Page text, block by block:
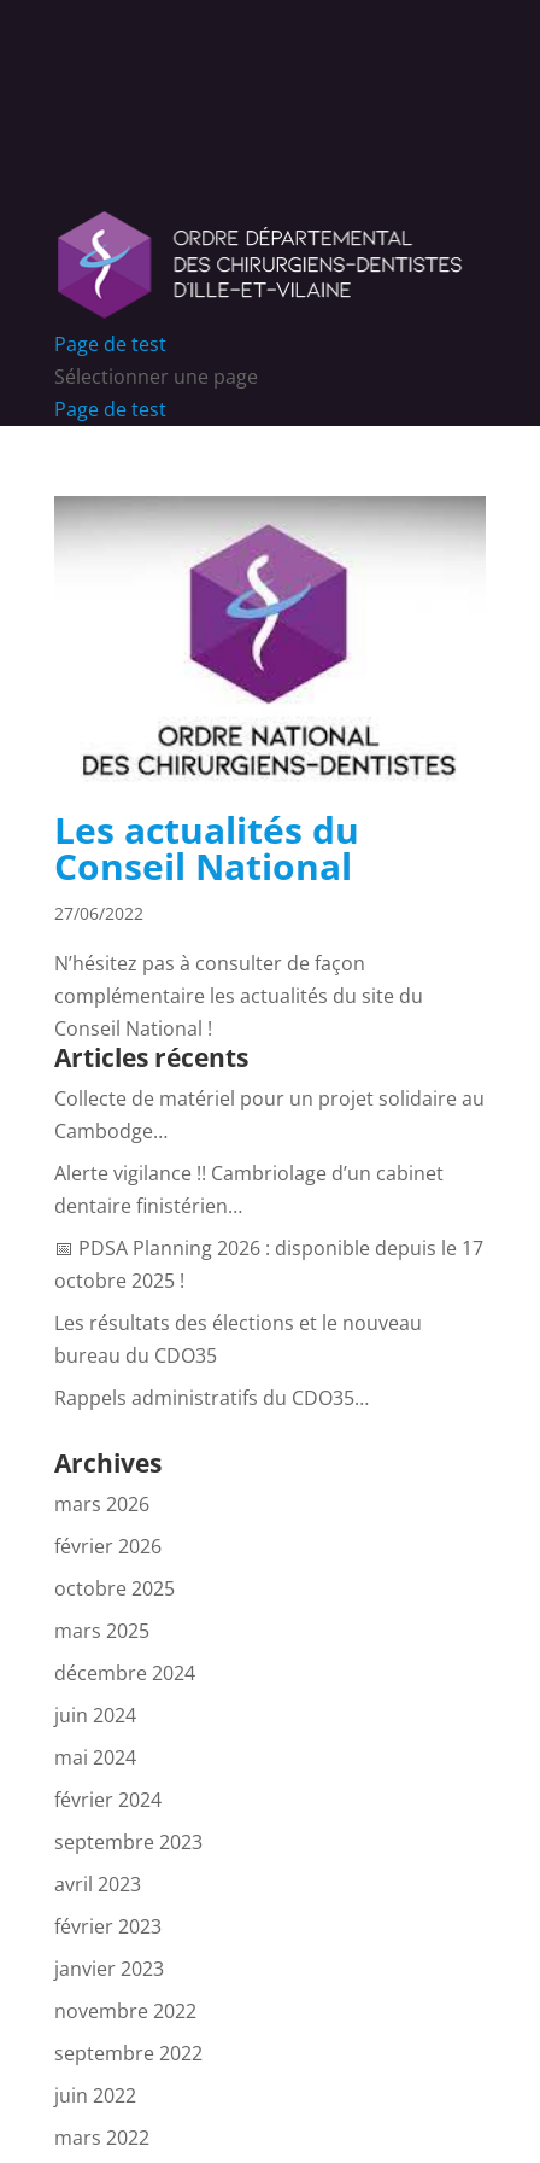
Page de test
Sélectionner une page
Page de test
Les actualités du
Conseil National
27/06/2022
N’hésitez pas à consulter de façon
complémentaire les actualités du site du
Conseil National !
Articles récents
Collecte de matériel pour un projet solidaire au
Cambodge…
Alerte vigilance !! Cambriolage d’un cabinet
dentaire finistérien…
📅 PDSA Planning 2026 : disponible depuis le 17
octobre 2025 !
Les résultats des élections et le nouveau
bureau du CDO35
Rappels administratifs du CDO35…
Archives
mars 2026
février 2026
octobre 2025
mars 2025
décembre 2024
juin 2024
mai 2024
février 2024
septembre 2023
avril 2023
février 2023
janvier 2023
novembre 2022
septembre 2022
juin 2022
mars 2022